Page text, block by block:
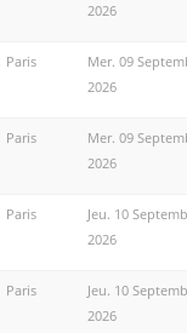
2026
Paris
Mer. 09
2026
Paris
Mer. 09
2026
Paris
Jeu. 10
2026
Paris
Jeu. 10
2026